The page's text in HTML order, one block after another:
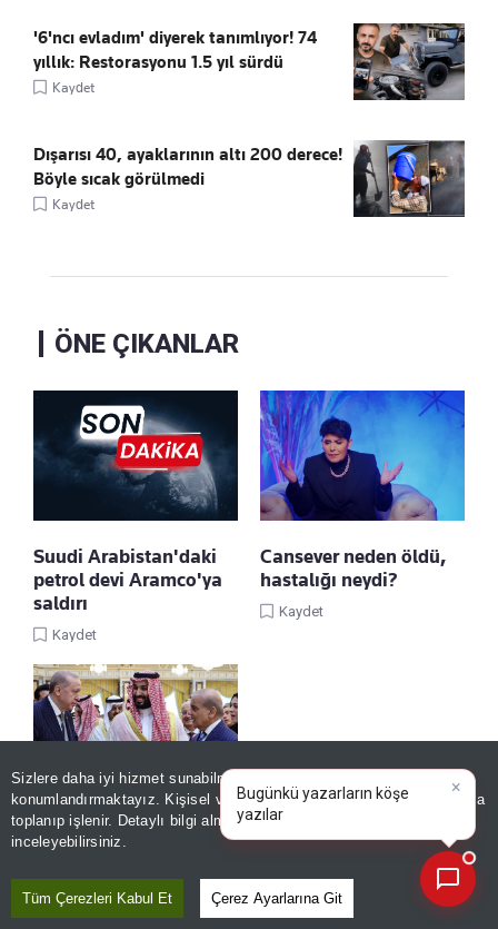
Sizlere daha iyi hizmet sunabilmek adına sitemizde
konumlandırmaktayız. Kişisel verileriniz, KVKK ve GDPR kapsamında
toplanıp işlenir. Detaylı bilgi almak içinAydınlatma Metnimizi
inceleyebilirsiniz.
Tüm Çerezleri Kabul Et Çerez Ayarlarına Git
'6'ncı evladım' diyerek tanımlıyor! 74
yıllık: Restorasyonu 1.5 yıl sürdü
Kaydet
Dışarısı 40, ayaklarının altı 200 derece!
Böyle sıcak görülmedi
Kaydet
ÖNE ÇIKANLAR
Suudi Arabistan'daki
petrol devi Aramco'ya
saldırı
Kaydet
Cansever neden öldü,
hastalığı neydi?
Kaydet
Üç ayrı güç ortak
denklemde buluştu!
×
Bugünkü yazarların köşe
yazılarını özetleyin!